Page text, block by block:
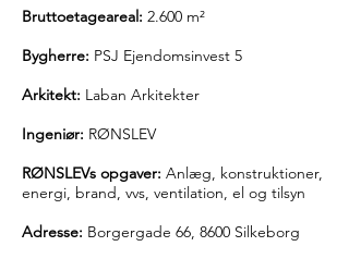
Bruttoetageareal: 2.600 m²
Bygherre: PSJ Ejendomsinvest 5
Arkitekt: Laban Arkitekter
Ingeniør: RØNSLEV
RØNSLEVs opgaver: Anlæg, konstruktioner,
energi, brand, vvs, ventilation, el og tilsyn
Adresse: Borgergade 66, 8600 Silkeborg